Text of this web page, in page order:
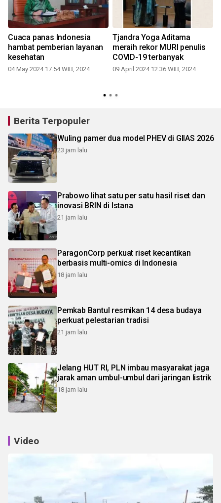
Cuaca panas Indonesia
hambat pemberian layanan
kesehatan
04 May 2024 17:54 WIB, 2024
Tjandra Yoga Aditama
meraih rekor MURI penulis
COVID-19 terbanyak
09 April 2024 12:36 WIB, 2024
Berita Terpopuler
Wuling pamer dua model PHEV di GIIAS 2026
23 jam lalu
Prabowo lihat satu per satu hasil riset dan
inovasi BRIN di Istana
21 jam lalu
ParagonCorp perkuat riset kecantikan
berbasis multi-omics di Indonesia
18 jam lalu
Pemkab Bantul resmikan 14 desa budaya
perkuat pelestarian tradisi
21 jam lalu
Jelang HUT RI, PLN imbau masyarakat jaga
jarak aman umbul-umbul dari jaringan listrik
18 jam lalu
Video